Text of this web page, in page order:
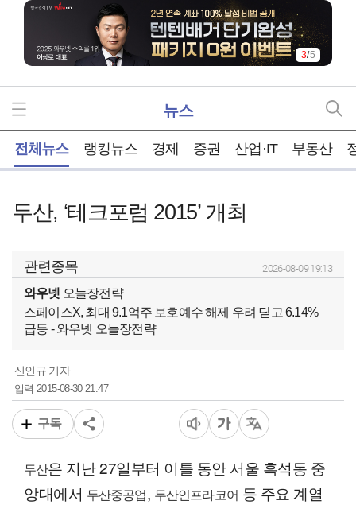
3/5
뉴스
전체뉴스 랭킹뉴스 경제 증권 산업·IT 부동산
두산, ‘테크포럼 2015’ 개최
관련종목 2026-08-09 19:13
와우넷 오늘장전략
스페이스X, 최대 9.1억주 보호예수 해제 우려 딛고 6.14%
급등 - 와우넷 오늘장전략
신인규 기자
입력2015-08-30 21:47
구독
두산은 지난 27일부터 이틀 동안 서울 흑석동 중
앙대에서 두산중공업, 두산인프라코어 등 주요 계열